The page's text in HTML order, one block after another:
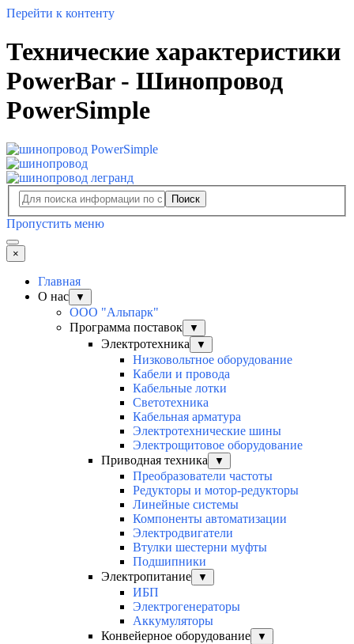
Перейти к контенту
Технические характеристики
PowerBar - Шинопровод
PowerSimple
Поиск
Пропустить меню
×
Главная
О нас
▼
ООО "Альпарк"
Программа поставок
▼
Электротехника ▼
Низковольтное оборудование
Кабели и провода
Кабельные лотки
Светотехника
Кабельная арматура
Электротехнические шины
Электрощитовое оборудование
Приводная техника
▼
Преобразователи частоты
Редукторы и мотор-редукторы
Линейные системы
Компоненты автоматизации
Электродвигатели
Втулки шестерни муфты
Подшипники
Электропитание
▼
ИБП
Электрогенераторы
Аккумуляторы
Конвейерное оборудование
▼